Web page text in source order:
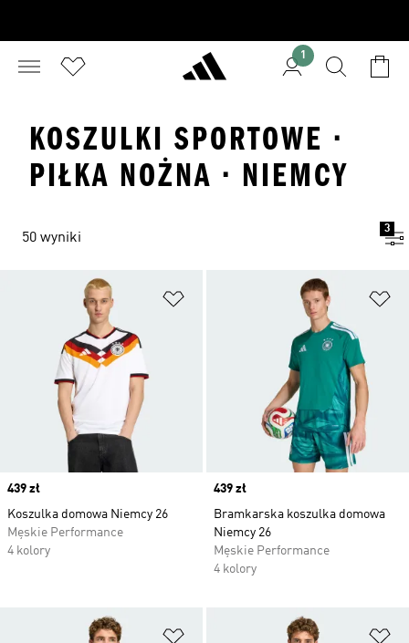
1
KOSZULKI SPORTOWE ·
PIŁKA NOŻNA · NIEMCY
50 wyniki
3
Dodaj do listy życzeń
Price
439 zł
Koszulka domowa Niemcy 26
Męskie Performance
4 kolory
Price
439 zł
Bramkarska koszulka domowa
Niemcy 26
Męskie Performance
4 kolory
Dodaj do listy życzeń